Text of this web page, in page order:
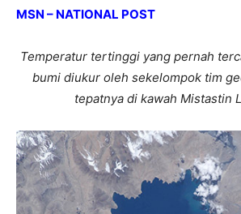
MSN – NATIONAL POST
Temperatur tertinggi yang pernah
bumi diukur oleh sekelompok tim
tepatnya di kawah Mistastin